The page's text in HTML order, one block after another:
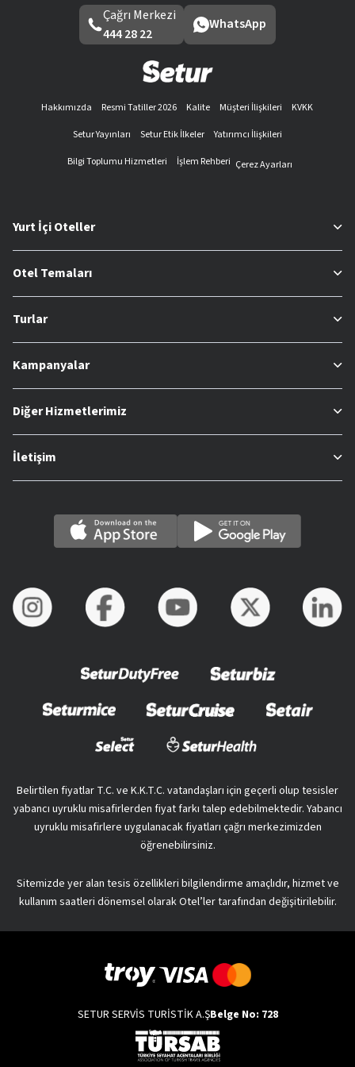
Çağrı Merkezi
444 28 22
WhatsApp
Hakkımızda Resmi Tatiller 2026 Kalite Müşteri İlişkileri
KVKK
Setur Yayınları
Setur Etik İlkeler
Yatırımcı İlişkileri
Bilgi Toplumu Hizmetleri
İşlem Rehberi Çerez Ayarları
Yurt İçi Oteller
Otel Temaları
Turlar
Kampanyalar
Diğer Hizmetlerimiz
İletişim
Belirtilen fiyatlar T.C. ve K.K.T.C. vatandaşları için geçerli olup tesisler
yabancı uyruklu misafirlerden fiyat farkı talep edebilmektedir. Yabancı
uyruklu misafirlere uygulanacak fiyatları çağrı merkezimizden
öğrenebilirsiniz.
Sitemizde yer alan tesis özellikleri bilgilendirme amaçlıdır, hizmet ve
kullanım saatleri dönemsel olarak Otel’ler tarafından değişitirilebilir.
SETUR SERVİS TURİSTİK A.ŞBelge No: 728